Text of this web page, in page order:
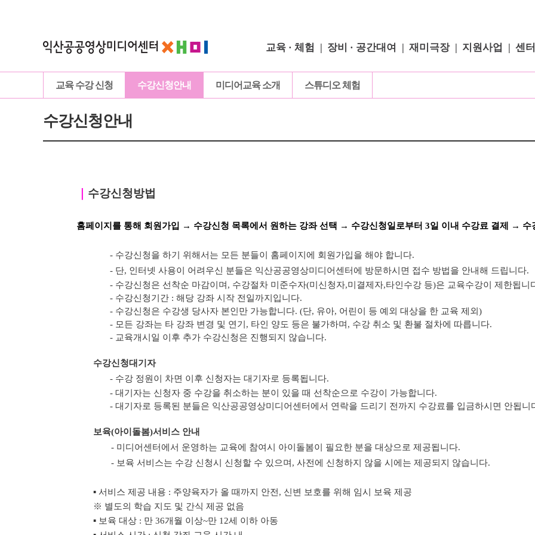
교육 · 체험 장비 · 공간대여 재미극장 지원사업 센
교육 수강 신청 수강신청안내 미디어교육 소개 스튜디오 체험
수강신청안내
수강신청방법
홈페이지를 통해 회원가입 → 수강신청 목록에서 원하는 강좌 선택 → 수강신청일로부터 3일 이내 수강료 결제 → 수
- 수강신청을 하기 위해서는 모든 분들이 홈페이지에 회원가입을 해야 합니다.
- 단, 인터넷 사용이 어려우신 분들은 익산공공영상미디어센터에 방문하시면 접수 방법을 안내해 드립니다.
- 수강신청은 선착순 마감이며, 수강절차 미준수자(미신청자,미결제자,타인수강 등)은 교육수강이 제한됩니
- 수강신청기간 : 해당 강좌 시작 전일까지입니다.
- 수강신청은 수강생 당사자 본인만 가능합니다. (단, 유아, 어린이 등 예외 대상을 한 교육 제외)
- 모든 강좌는 타 강좌 변경 및 연기, 타인 양도 등은 불가하며, 수강 취소 및 환불 절차에 따릅니다.
- 교육개시일 이후 추가 수강신청은 진행되지 않습니다.
수강신청대기자
- 수강 정원이 차면 이후 신청자는 대기자로 등록됩니다.
- 대기자는 신청자 중 수강을 취소하는 분이 있을 때 선착순으로 수강이 가능합니다.
- 대기자로 등록된 분들은 익산공공영상미디어센터에서 연락을 드리기 전까지 수강료를 입금하시면 안됩니
보육(아이돌봄)서비스 안내
- 미디어센터에서 운영하는 교육에 참여시 아이돌봄이 필요한 분을 대상으로 제공됩니다.
- 보육 서비스는 수강 신청시 신청할 수 있으며, 사전에 신청하지 않을 시에는 제공되지 않습니다.
▪ 서비스 제공 내용 : 주양육자가 올 때까지 안전, 신변 보호를 위해 임시 보육 제공
※ 별도의 학습 지도 및 간식 제공 없음
▪ 보육 대상 : 만 36개월 이상~만 12세 이하 아동